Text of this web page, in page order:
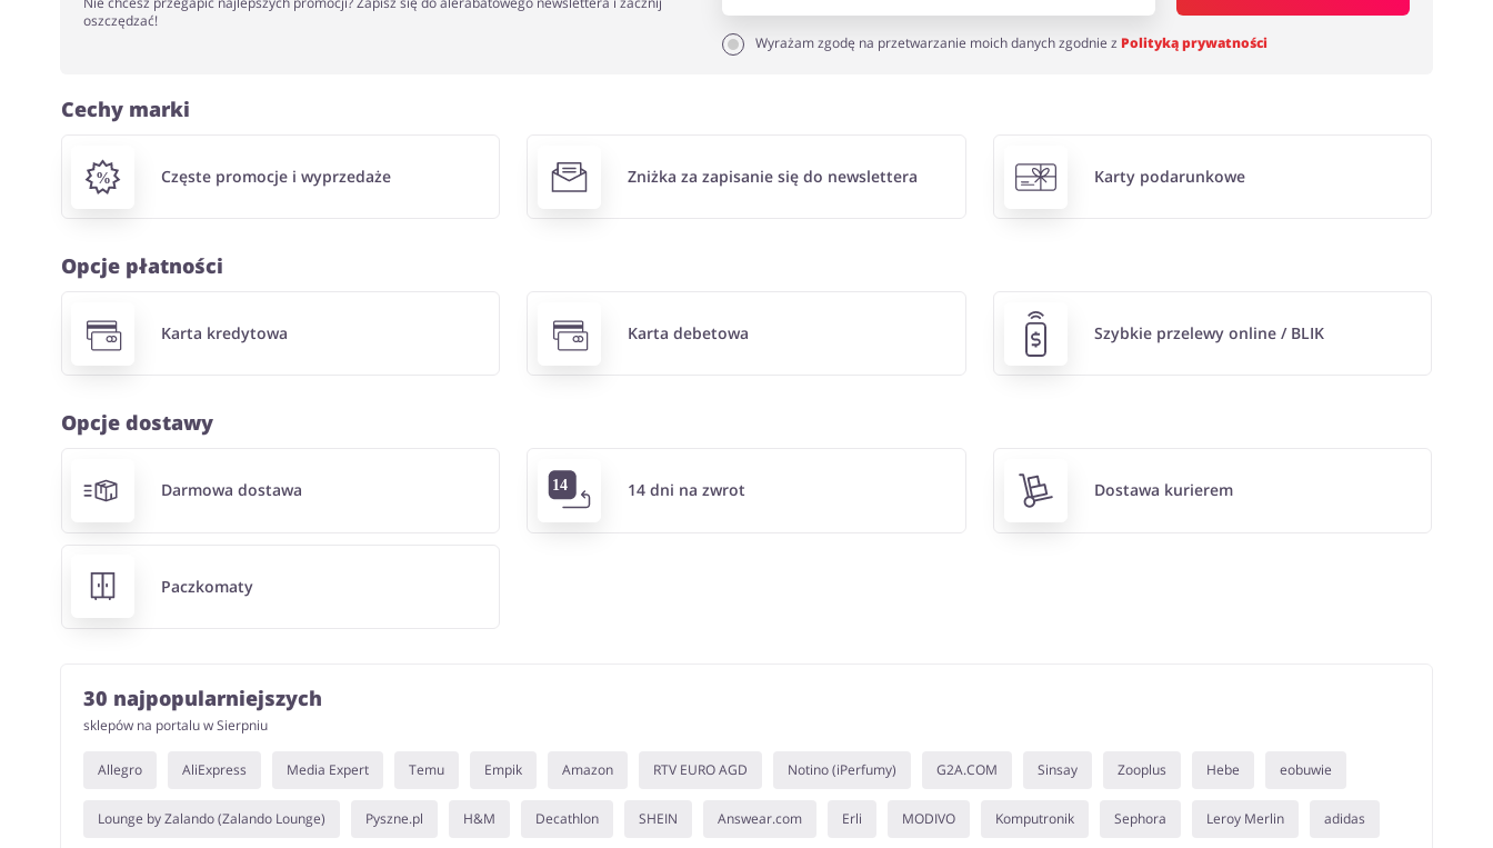
oszczędzać!
Wyrażam zgodę na przetwarzanie moich danych zgodnie z Polityką prywatności
Cechy marki
Częste promocje i wyprzedaże Zniżka za zapisanie się do newslettera Karty podarunkowe
Opcje płatności
Karta kredytowa Karta debetowa Szybkie przelewy online / BLIK
Opcje dostawy
Darmowa dostawa 14 dni na zwrot Dostawa kurierem
Paczkomaty
30 najpopularniejszych
sklepów na portalu w Sierpniu
Allegro AliExpress Media Expert Temu Empik Amazon RTV EURO AGD Notino (iPerfumy) G2A.COM Sinsay Zooplus Hebe eobuwie
Lounge by Zalando (Zalando Lounge) Pyszne.pl H&M Decathlon SHEIN Answear.com Erli MODIVO Komputronik Sephora Leroy Merlin adidas